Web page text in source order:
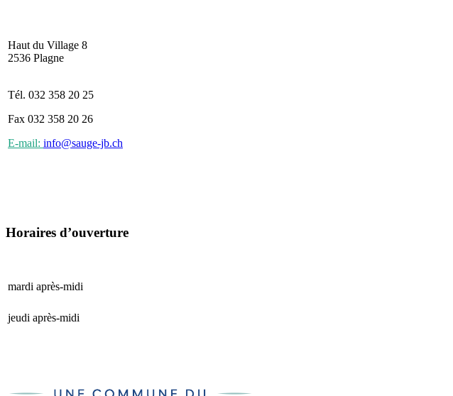
Haut du Village 8
2536 Plagne
Tél. 032 358 20 25
Fax 032 358 20 26
E-mail: info@sauge-jb.ch
Horaires d’ouverture
mardi après-midi
jeudi après-midi